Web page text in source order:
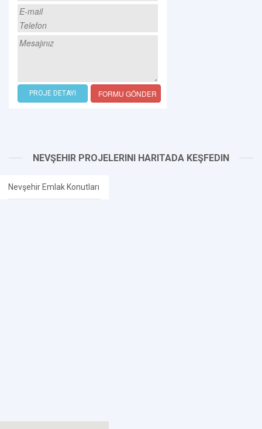
PROJE DETAYI FORMU GÖNDER
NEVŞEHIR PROJELERINI HARITADA KEŞFEDIN
Nevşehir Emlak Konutları